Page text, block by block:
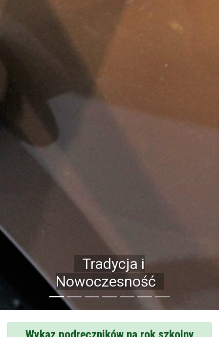
Bogata baza
dydaktyczna